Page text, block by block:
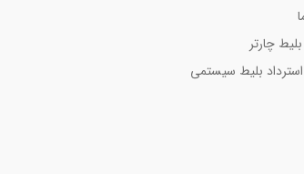
چارتر
بلیط سیستمی